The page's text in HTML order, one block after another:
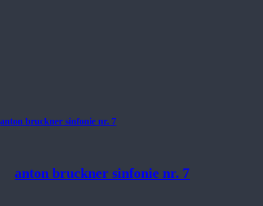
anton bruckner sinfonie nr. 7
anton bruckner sinfonie nr. 7